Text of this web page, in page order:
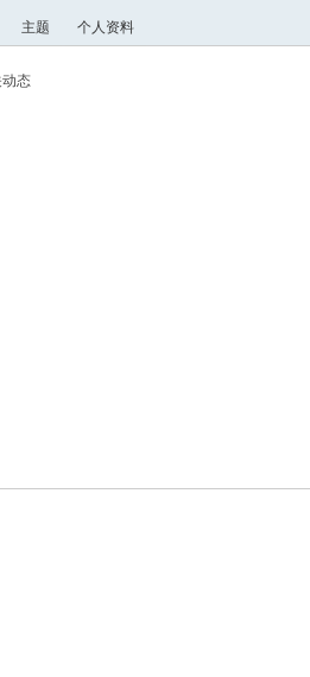
主题 个人资料
态